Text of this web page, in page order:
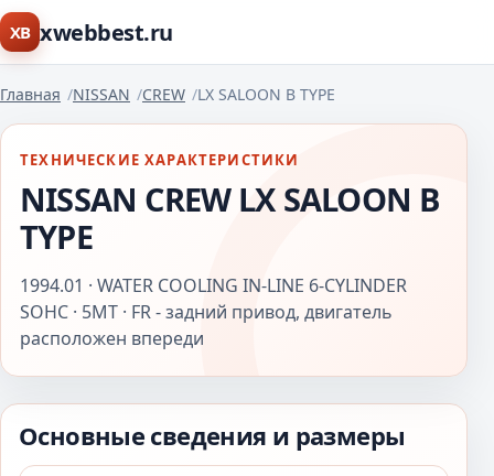
XB xwebbest.ru
Главная NISSAN CREW LX SALOON B TYPE
ТЕХНИЧЕСКИЕ ХАРАКТЕРИСТИКИ
NISSAN CREW LX SALOON B
TYPE
1994.01 · WATER COOLING IN-LINE 6-CYLINDER
SOHC · 5MT · FR - задний привод, двигатель
расположен впереди
Основные сведения и размеры